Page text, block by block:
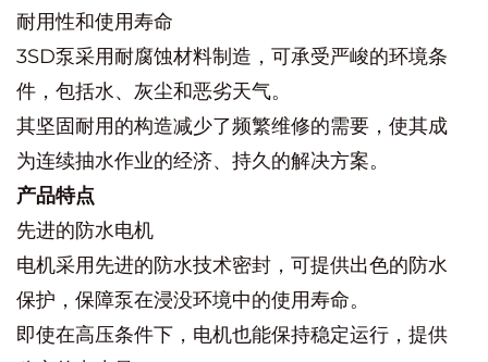
耐用性和使用寿命
3SD泵采用耐腐蚀材料制造，可承受严峻的环境条
件，包括水、灰尘和恶劣天气。
其坚固耐用的构造减少了频繁维修的需要，使其成
为连续抽水作业的经济、持久的解决方案。
产品特点
先进的防水电机
电机采用先进的防水技术密封，可提供出色的防水
保护，保障泵在浸没环境中的使用寿命。
即使在高压条件下，电机也能保持稳定运行，提供